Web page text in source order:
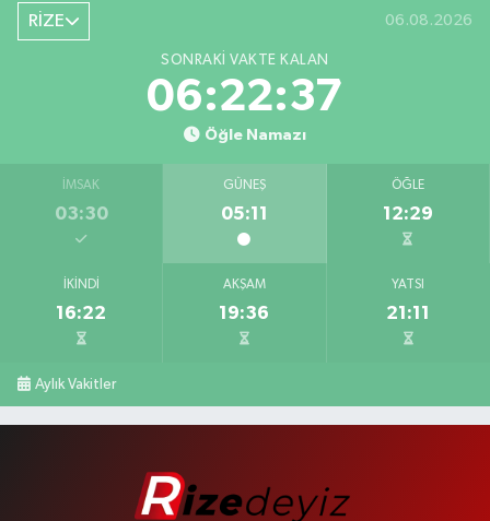
RİZE 06.08.2026
SONRAKI VAKTE KALAN
06:22:36
Öğle Namazı
İMSAK
03:30
GÜNEŞ
05:11
ÖĞLE
12:29
İKINDI
16:22
AKŞAM
19:36
YATSI
21:11
Aylık Vakitler